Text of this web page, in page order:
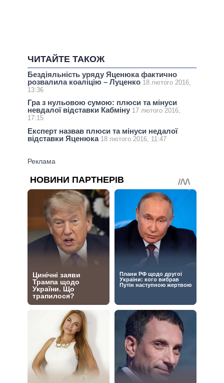
ЧИТАЙТЕ ТАКОЖ
Бездіяльність уряду Яценюка фактично
розвалила коаліцію – Луценко 18 лютого 2016,
13:36
Гра з нульовою сумою: плюси та мінуси
невдалої відставки Кабміну 17 лютого 2016,
17:15
Експерт назвав плюси та мінуси недалої
відставки Яценюка 18 лютого 2016, 11:47